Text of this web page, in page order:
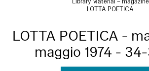
LOTTA POETICA
LOTTA POETICA -
maggio 1974 -